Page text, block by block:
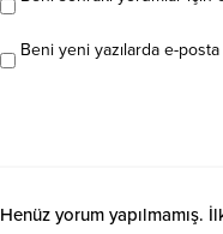
Beni yeni yazılarda e-
Henüz yorum yapılmamış.